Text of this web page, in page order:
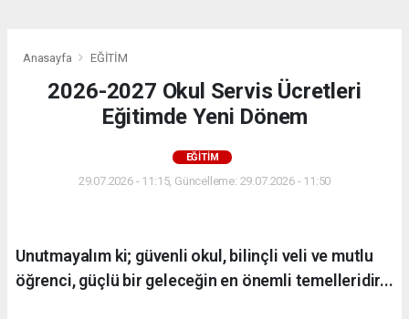
Anasayfa EĞİTİM
2026-2027 Okul Servis Ücretleri
Eğitimde Yeni Dönem
EĞİTİM
29.07.2026 - 11:15, Güncelleme: 29.07.2026 - 11:50
Unutmayalım ki; güvenli okul, bilinçli veli ve mutlu
öğrenci, güçlü bir geleceğin en önemli temelleridir...